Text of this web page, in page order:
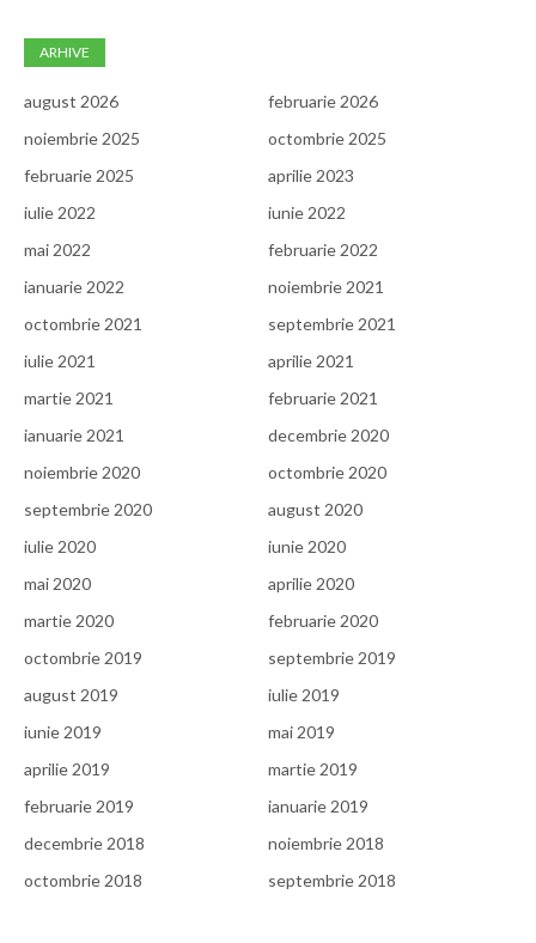
ARHIVE
august 2026
februarie 2026
noiembrie 2025
octombrie 2025
februarie 2025
aprilie 2023
iulie 2022
iunie 2022
mai 2022
februarie 2022
ianuarie 2022
noiembrie 2021
octombrie 2021
septembrie 2021
iulie 2021
aprilie 2021
martie 2021
februarie 2021
ianuarie 2021
decembrie 2020
noiembrie 2020
octombrie 2020
septembrie 2020
august 2020
iulie 2020
iunie 2020
mai 2020
aprilie 2020
martie 2020
februarie 2020
octombrie 2019
septembrie 2019
august 2019
iulie 2019
iunie 2019
mai 2019
aprilie 2019
martie 2019
februarie 2019
ianuarie 2019
decembrie 2018
noiembrie 2018
octombrie 2018
septembrie 2018